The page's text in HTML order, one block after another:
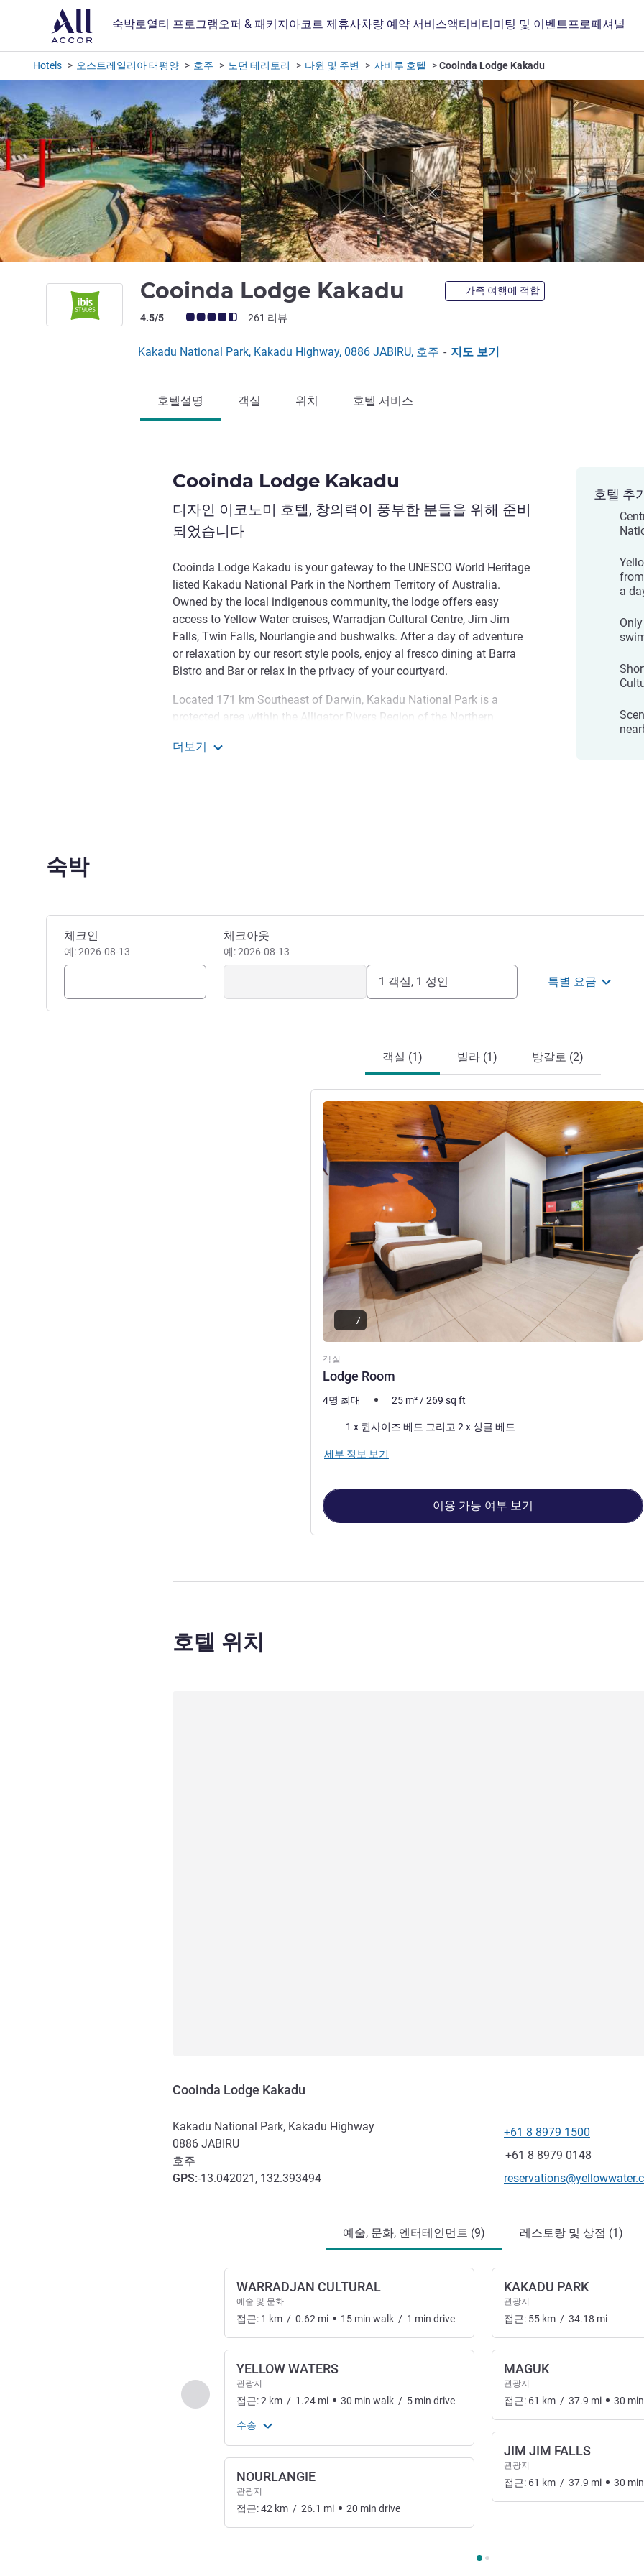
숙박로열티 프로그램 오퍼 & 패키지아코르 제휴사차량 예약 서비스액티비티미팅 및 이벤트 프로페셔널
Hotels 오스트레일리아 태평양 호주 노던 테리토리 다윈 및 주변 자비루 호텔 Cooinda Lodge Kakadu
Cooinda Lodge Kakadu 가족 여행에 적합
고객 평점 (ALL 평가)
4.5/5 261 리뷰
Kakadu National Park, Kakadu Highway, 0886 JABIRU, 호주 - 지도 보기
호텔설명 객실 위치 호텔 서비스
Cooinda Lodge Kakadu
디자인 이코노미 호텔, 창의력이 풍부한 분들을 위해 준비
되었습니다
Cooinda Lodge Kakadu is your gateway to the UNESCO World Heritage
listed Kakadu National Park in the Northern Territory of Australia.
Owned by the local indigenous community, the lodge offers easy
access to Yellow Water cruises, Warradjan Cultural Centre, Jim Jim
Falls, Twin Falls, Nourlangie and bushwalks. After a day of adventure
or relaxation by our resort style pools, enjoy al fresco dining at Barra
Bistro and Bar or relax in the privacy of your courtyard.
Located 171 km Southeast of Darwin, Kakadu National Park is a
protected area within the Alligator Rivers Region of the Northern
더보기
호텔 추
a
숙박
이 호텔 예약하기
체크인
예: 2026-08-13
체크아웃
예: 2026-08-13
1 객실, 1 성인 특별 요금
객실 (1) 빌라 (1) 방갈로 (2)
객실
Lodge Room
세부 정보 보기
7
4명 최대 25 m² /269 sq ft
1 x 퀸사이즈 베드 그리고 2 x 싱글 베드
세부 정보 보기
이용 가능 여부 보기
호텔 위치
Cooinda Lodge Kakadu
Kakadu National Park, Kakadu Highway
0886 JABIRU
호주
GPS:-13.042021, 132.393494
전화
+61 8 8979 1500
팩스
+61 8 8979 0148
E-mail
예술, 문화, 엔터테인먼트 (9) 레스토랑 및 상점 (1)
이전 - 예술, 문화, 엔터테인먼트
WARRADJAN CULTURAL
예술 및 문화
접근: 1 km / 0.62 mi 15 min walk / 1 min drive
YELLOW WATERS
관광지
접근:2 km / 1.24 mi 30 min walk / 5 min drive
수송
NOURLANGIE
관광지
접근:42 km / 26.1 mi 20 min drive
KAKADU PARK
관광지
접근: 55 km / 34.18 mi
MAGUK
관광지
접근: 61 km / 37.9 mi 30 min
JIM JIM FALLS
관광지
접근: 61 km / 37.9 mi 30 min